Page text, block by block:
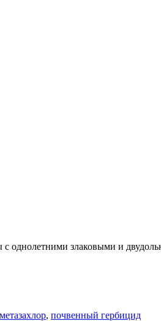
однолетними злаковыми и
метазахлор, почвенный гербицид